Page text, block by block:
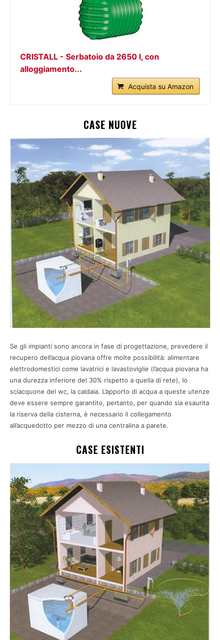
CRISTALL - Serbatoio da 2650 l, con
alloggiamento...
Acquista su Amazon
CASE NUOVE
Se gli impianti sono ancora in fase di progettazione, prevedere il
recupero dell’acqua piovana offre molte possibilità: alimentare
elettrodomestici come lavatrici e lavastoviglie (l’acqua piovana ha
una durezza inferiore del 30% rispetto a quella di rete), lo
sciacquone del wc, la caldaia. L’apporto di acqua a queste utenze
deve essere sempre garantito, pertanto, per quando sia esaurita
la riserva della cisterna, è necessario il collegamento
all’acquedotto per mezzo di una centralina a parete.
CASE ESISTENTI